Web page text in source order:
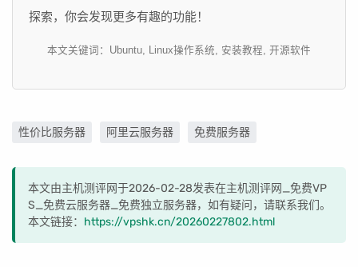
探索，你会发现更多有趣的功能！
本文关键词：Ubuntu, Linux操作系统, 安装教程, 开源软件
性价比服务器 阿里云服务器 免费服务器
本文由主机测评网于2026-02-28发表在主机测评网_免费VP
S_免费云服务器_免费独立服务器，如有疑问，请联系我们。
本文链接： https://vpshk.cn/20260227802.html